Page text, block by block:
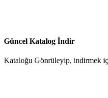
Güncel Katalog İndir
Kataloğu Gönrüleyip, indirmek